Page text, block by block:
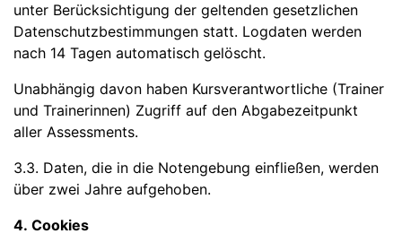
unter Berücksichtigung der geltenden gesetzlichen
Datenschutzbestimmungen statt. Logdaten werden
nach 14 Tagen automatisch gelöscht.
Unabhängig davon haben Kursverantwortliche (Trainer
und Trainerinnen) Zugriff auf den Abgabezeitpunkt
aller Assessments.
3.3. Daten, die in die Notengebung einfließen, werden
über zwei Jahre aufgehoben.
4. Cookies